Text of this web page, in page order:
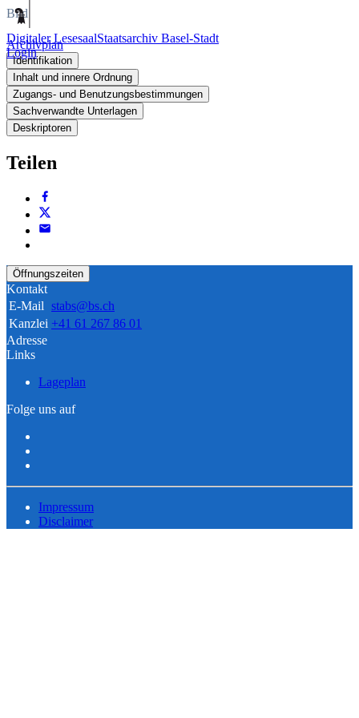
Digitaler LesesaalStaatsarchiv Basel-Stadt
Login
Bild
Archivplan
Identifikation
Inhalt und innere Ordnung
Zugangs- und Benutzungsbestimmungen
Sachverwandte Unterlagen
Deskriptoren
Teilen
Öffnungszeiten
Kontakt
E-Mail stabs@bs.ch
Kanzlei +41 61 267 86 01
Adresse
Links
Lageplan
Folge uns auf
Impressum
Disclaimer